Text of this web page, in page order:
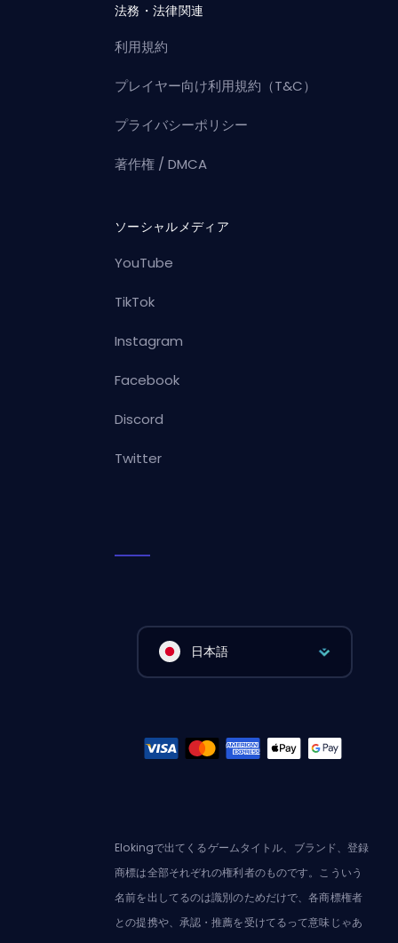
法務・法律関連
利用規約
プレイヤー向け利用規約（T&C）
プライバシーポリシー
著作権 / DMCA
ソーシャルメディア
YouTube
TikTok
Instagram
Facebook
Discord
Twitter
日本語
Elokingで出てくるゲームタイトル、ブランド、登録
商標は全部それぞれの権利者のものです。こういう
名前を出してるのは識別のためだけで、各商標権者
との提携や、承認・推薦を受けてるって意味じゃあ